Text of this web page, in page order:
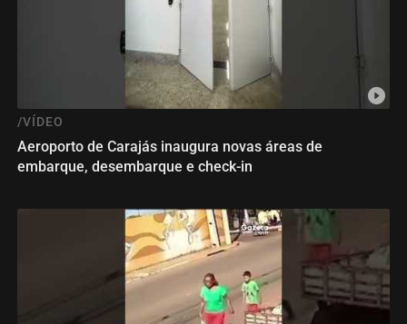
/VÍDEO
Aeroporto de Carajás inaugura novas áreas de
embarque, desembarque e check-in